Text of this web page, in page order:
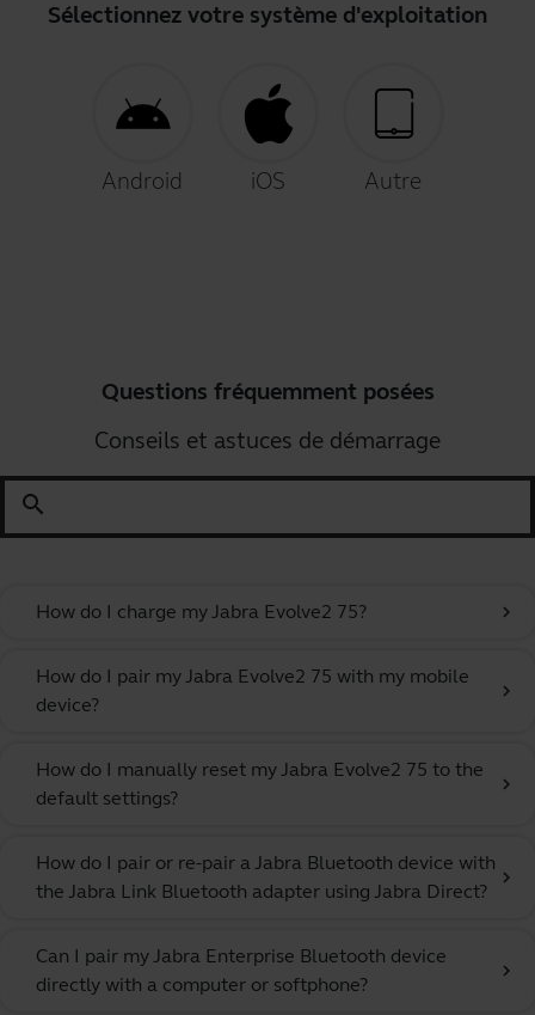
Sélectionnez votre système d'exploitation
Android iOS Autre
Questions fréquemment posées
Conseils et astuces de démarrage
search
How do I charge my Jabra Evolve2 75? chevron_right
How do I pair my Jabra Evolve2 75 with my mobile
device?
chevron_right
How do I manually reset my Jabra Evolve2 75 to the
default settings?
chevron_right
How do I pair or re-pair a Jabra Bluetooth device with
the Jabra Link Bluetooth adapter using Jabra Direct?
chevron_right
Can I pair my Jabra Enterprise Bluetooth device
directly with a computer or softphone?
chevron_right